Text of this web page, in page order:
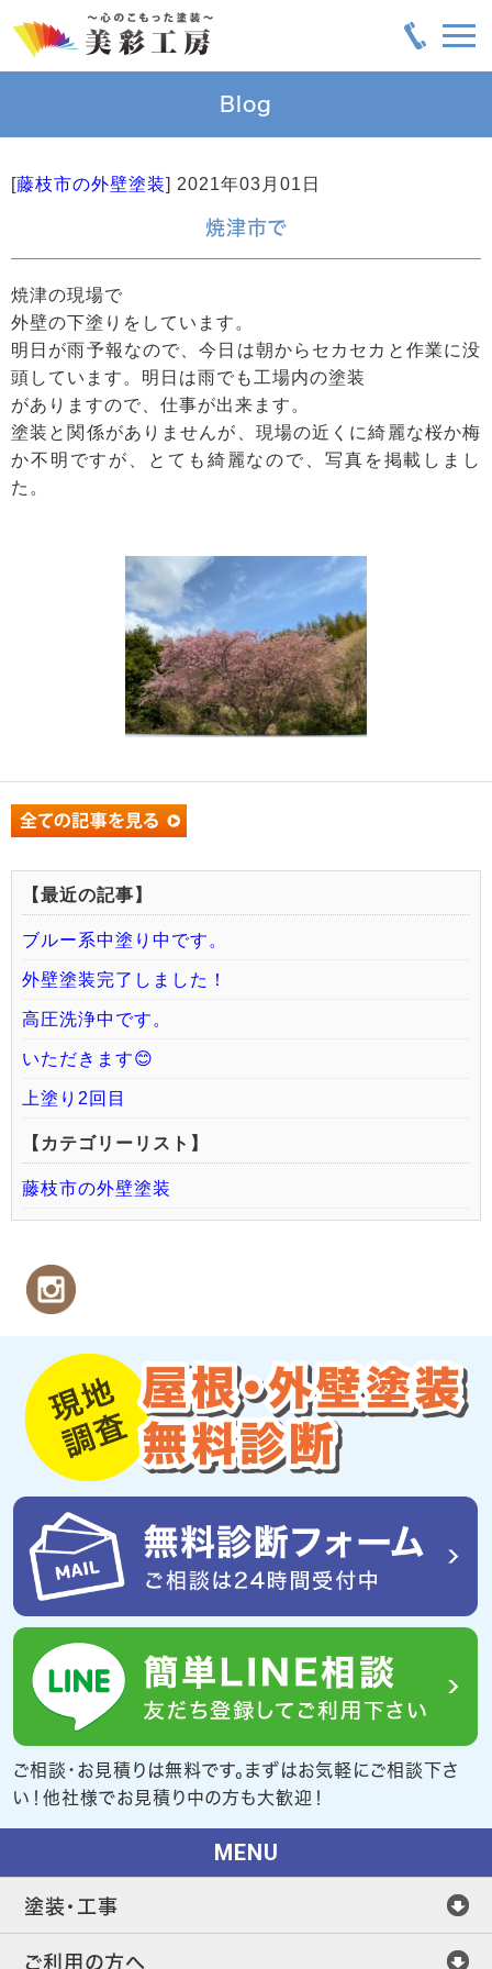
Blog
[藤枝市の外壁塗装] 2021年03月01日
焼津市で
焼津の現場で
外壁の下塗りをしています。
明日が雨予報なので、今日は朝からセカセカと作業に没
頭しています。明日は雨でも工場内の塗装
がありますので、仕事が出来ます。
塗装と関係がありませんが、現場の近くに綺麗な桜か梅
か不明ですが、とても綺麗なので、写真を掲載しまし
た。
【最近の記事】
ブルー系中塗り中です。
外壁塗装完了しました！
高圧洗浄中です。
いただきます😊
上塗り2回目
【カテゴリーリスト】
藤枝市の外壁塗装
ご相談・お見積りは無料です。まずはお気軽にご相談下さ
い！他社様でお見積り中の方も大歓迎！
MENU
塗装・工事
ご利用の方へ